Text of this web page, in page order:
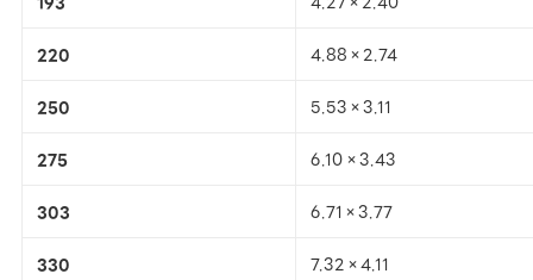
220 4.88×2.74
250 5.53×3.11
275 6.10×3.43
303 6.71×3.77
330 7.32×4.11